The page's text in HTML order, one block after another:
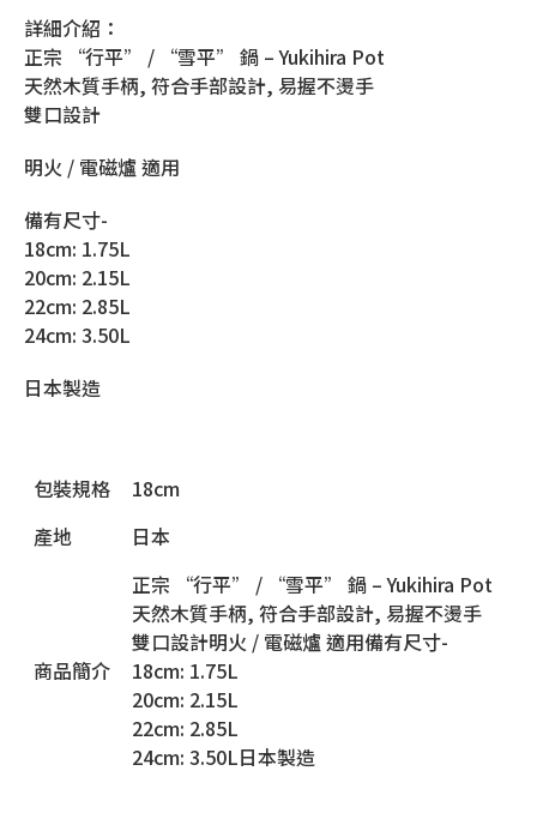
詳細介紹：
正宗 “行平” / “雪平” 鍋 – Yukihira Pot
天然木質手柄, 符合手部設計, 易握不燙手
雙口設計
明火 / 電磁爐 適用
備有尺寸-
18cm: 1.75L
20cm: 2.15L
22cm: 2.85L
24cm: 3.50L
日本製造
包裝規格
18cm
產地
日本
商品簡介
正宗 “行平” / “雪平” 鍋 – Yukihira Pot
天然木質手柄, 符合手部設計, 易握不燙手
雙口設計明火 / 電磁爐 適用備有尺寸-
18cm: 1.75L
20cm: 2.15L
22cm: 2.85L
24cm: 3.50L日本製造